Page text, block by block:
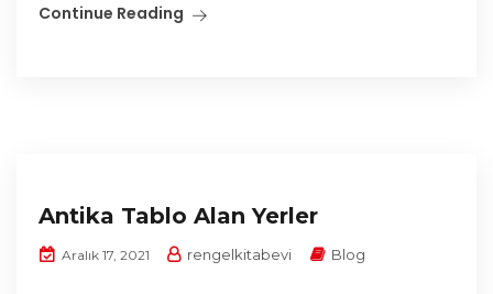
Continue Reading
Antika Tablo Alan Yerler
Aralık 17, 2021 rengelkitabevi Blog